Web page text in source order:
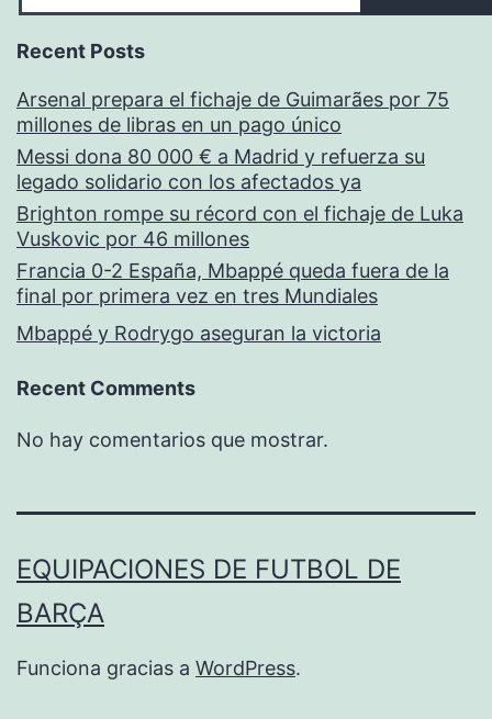
Recent Posts
Arsenal prepara el fichaje de Guimarães por 75
millones de libras en un pago único
Messi dona 80 000 € a Madrid y refuerza su
legado solidario con los afectados ya
Brighton rompe su récord con el fichaje de Luka
Vuskovic por 46 millones
Francia 0-2 España, Mbappé queda fuera de la
final por primera vez en tres Mundiales
Mbappé y Rodrygo aseguran la victoria
Recent Comments
No hay comentarios que mostrar.
EQUIPACIONES DE FUTBOL DE
BARÇA
Funciona gracias a WordPress.